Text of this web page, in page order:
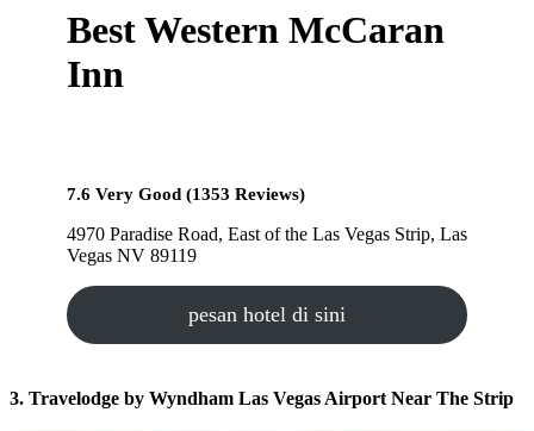
Best Western McCaran
Inn
7.6 Very Good (1353 Reviews)
4970 Paradise Road, East of the Las Vegas Strip, Las
Vegas NV 89119
pesan hotel di sini
3. Travelodge by Wyndham Las Vegas Airport Near The Strip